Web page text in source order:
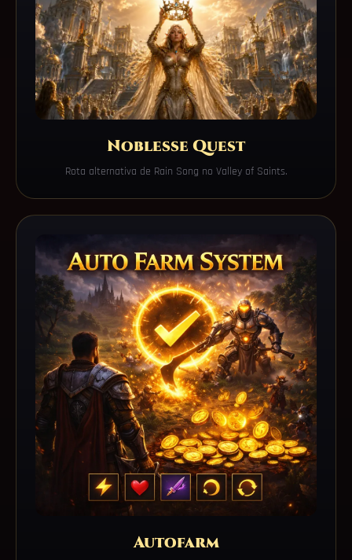
Noblesse Quest
Rota alternativa de Rain Song no Valley of Saints.
Autofarm